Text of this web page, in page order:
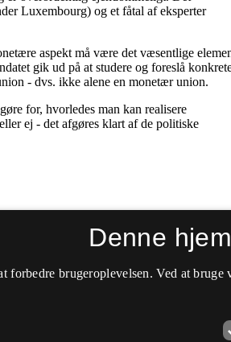
Denne
forbedre brugeroplevelsen. Ved at